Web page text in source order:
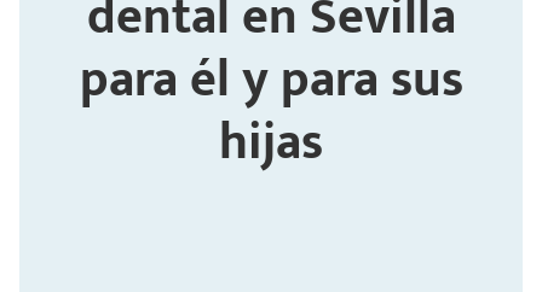
dental en Sevilla
para él y para sus
hijas